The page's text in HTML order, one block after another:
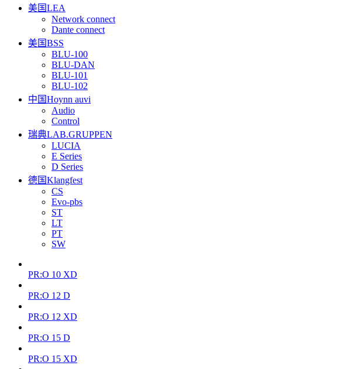
美国LEA
Network connect
Dante connect
美国BSS
BLU-100
BLU-DAN
BLU-101
BLU-102
中国Hoynn auvi
Audio
Control
瑞典LAB.GRUPPEN
LUCIA
E Series
D Series
德国Klangfest
CS
Evo-pbs
ST
LT
PT
SW
PR:O 10 XD
PR:O 12 D
PR:O 12 XD
PR:O 15 D
PR:O 15 XD